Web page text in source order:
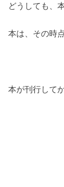
どうしても、
本は、その時
本が刊行して